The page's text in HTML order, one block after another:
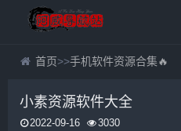
首页>>手机软件资源合集🔥
小素资源软件大全
2022-09-16 3030